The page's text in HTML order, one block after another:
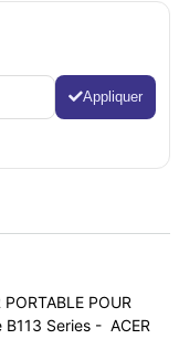
Appliquer
POUR
B113 Series - ACER